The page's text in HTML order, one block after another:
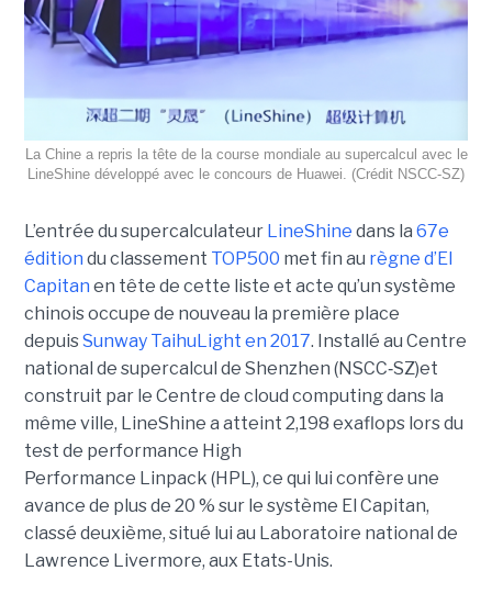
La Chine a repris la tête de la course mondiale au supercalcul avec le
LineShine développé avec le concours de Huawei. (Crédit NSCC‑SZ)
L’entrée du supercalculateur LineShine dans la 67e
édition du classement TOP500 met fin au règne d’El
Capitan en tête de cette liste et acte qu’un système
chinois occupe de nouveau la première place
depuisSunway TaihuLight en 2017. Installé au Centre
national de supercalcul de Shenzhen (NSCC‑SZ)et
construit par le Centre de cloud computing dans la
même ville, LineShine a atteint 2,198 exaflops lors du
test de performance High
Performance Linpack (HPL), ce qui lui confère une
avance de plus de 20 % sur le système El Capitan,
classé deuxième, situé lui au Laboratoire national de
Lawrence Livermore, aux Etats-Unis.